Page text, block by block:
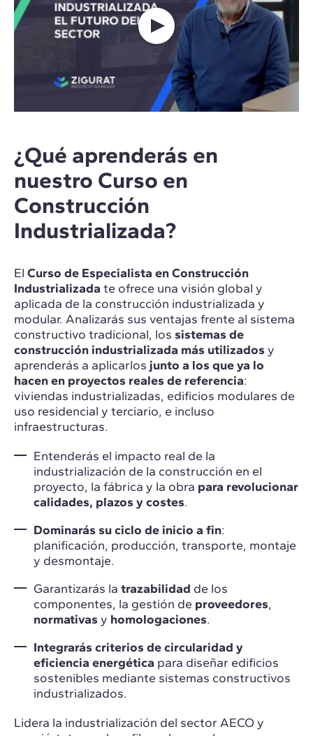
¿Qué aprenderás en
nuestro Curso en
Construcción
Industrializada?
El Curso de Especialista en Construcción
Industrializada te ofrece una visión global y
aplicada de la construcción industrializada y
modular. Analizarás sus ventajas frente al sistema
constructivo tradicional, los sistemas de
construcción industrializada más utilizados y
aprenderás a aplicarlos junto a los que ya lo
hacen en proyectos reales de referencia:
viviendas industrializadas, edificios modulares de
uso residencial y terciario, e incluso
infraestructuras.
Entenderás el impacto real de la
industrialización de la construcción en el
proyecto, la fábrica y la obra para revolucionar
calidades, plazos y costes.
Dominarás su ciclo de inicio a fin:
planificación, producción, transporte, montaje
y desmontaje.
Garantizarás la trazabilidad de los
componentes, la gestión de proveedores,
normativas y homologaciones.
Integrarás criterios de circularidad y
eficiencia energética para diseñar edificios
sostenibles mediante sistemas constructivos
industrializados.
Lidera la industrialización del sector AECO y